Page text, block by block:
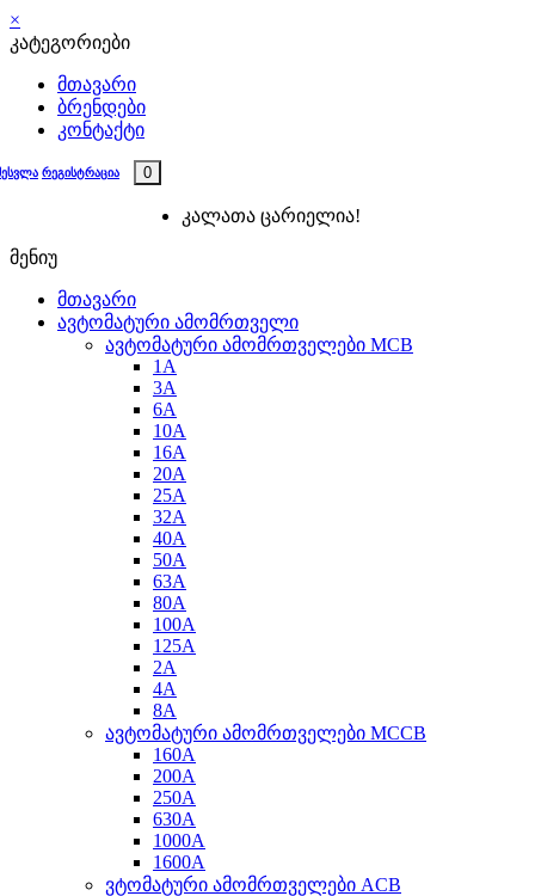
×
კატეგორიები
მთავარი
ბრენდები
კონტაქტი
რეგისტრაცია 0
კალათა ცარიელია!
მენიუ
მთავარი
ავტომატური ამომრთველი
ავტომატური ამომრთველები MCB
1A
3A
6A
10A
16A
20A
25А
32A
40A
50A
63A
80A
100A
125A
2A
4A
8A
ავტომატური ამომრთველები MCCB
160A
200A
250A
630A
1000A
1600A
ვტომატური ამომრთველები ACB